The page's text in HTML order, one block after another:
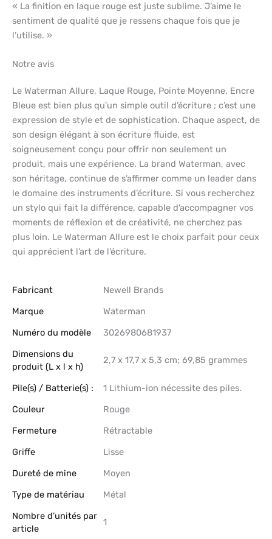
« La finition en laque rouge est juste sublime. J’aime le
sentiment de qualité que je ressens chaque fois que je
l’utilise. »
Notre avis
Le Waterman Allure, Laque Rouge, Pointe Moyenne, Encre
Bleue est bien plus qu’un simple outil d’écriture ; c’est une
expression de style et de sophistication. Chaque aspect, de
son design élégant à son écriture fluide, est
soigneusement conçu pour offrir non seulement un
produit, mais une expérience. La brand Waterman, avec
son héritage, continue de s’affirmer comme un leader dans
le domaine des instruments d’écriture. Si vous recherchez
un stylo qui fait la différence, capable d’accompagner vos
moments de réflexion et de créativité, ne cherchez pas
plus loin. Le Waterman Allure est le choix parfait pour ceux
qui apprécient l’art de l’écriture.
Fabricant
‎Newell Brands
Marque
‎Waterman
Numéro du modèle
‎3026980681937
Dimensions du
produit (L x l x h)
‎2,7 x 17,7 x 5,3 cm; 69,85 grammes
Pile(s) / Batterie(s) :
‎1 Lithium-ion nécessite des piles.
Couleur
‎Rouge
Fermeture
‎Rétractable
Griffe
‎Lisse
Dureté de mine
‎Moyen
Type de matériau
‎Métal
Nombre d’unités par
article
‎1